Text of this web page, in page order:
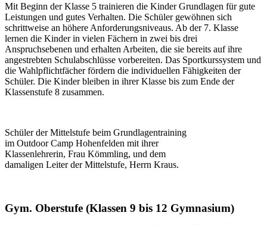
Mit Beginn der Klasse 5 trainieren die Kinder Grundlagen für gute
Leistungen und gutes Verhalten. Die Schüler gewöhnen sich
schrittweise an höhere Anforderungsniveaus. Ab der 7. Klasse
lernen die Kinder in vielen Fächern in zwei bis drei
Anspruchsebenen und erhalten Arbeiten, die sie bereits auf ihre
angestrebten Schulabschlüsse vorbereiten. Das Sportkurssystem und
die Wahlpflichtfächer fördern die individuellen Fähigkeiten der
Schüler. Die Kinder bleiben in ihrer Klasse bis zum Ende der
Klassenstufe 8 zusammen.
Schüler der Mittelstufe beim Grundlagentraining
im Outdoor Camp Hohenfelden mit ihrer
Klassenlehrerin, Frau Kömmling, und dem
damaligen Leiter der Mittelstufe, Herrn Kraus.
Gym. Oberstufe (Klassen 9 bis 12 Gymnasium)